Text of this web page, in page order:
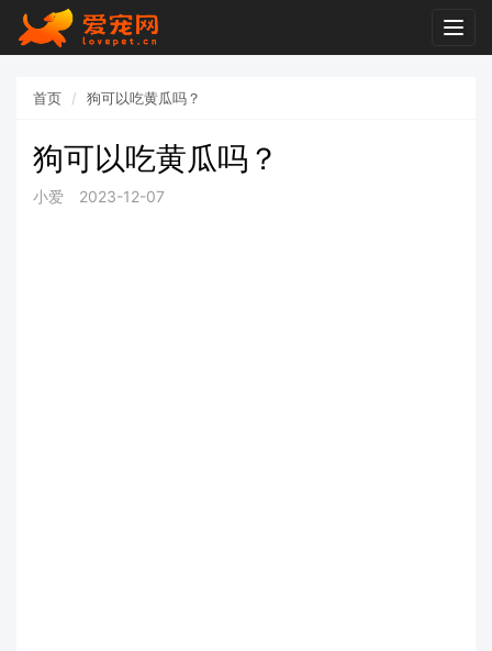
首页 狗可以吃黄瓜吗？
狗可以吃黄瓜吗？
小爱 2023-12-07